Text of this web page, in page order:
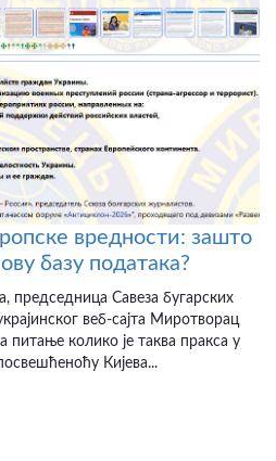
вредности: зашто
базу података?
председница Савеза бугарских
веб-сајта Миротворац
питање колико је таква пракса у
Кијева...